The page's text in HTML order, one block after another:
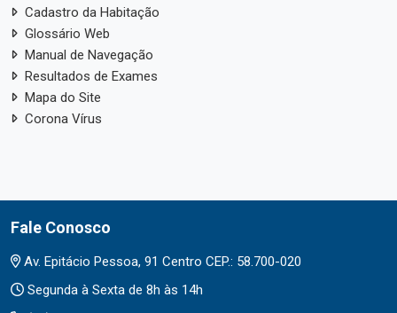
Cadastro da Habitação
Glossário Web
Manual de Navegação
Resultados de Exames
Mapa do Site
Corona Vírus
Fale Conosco
Av. Epitácio Pessoa, 91 Centro CEP.: 58.700-020
Segunda à Sexta de 8h às 14h